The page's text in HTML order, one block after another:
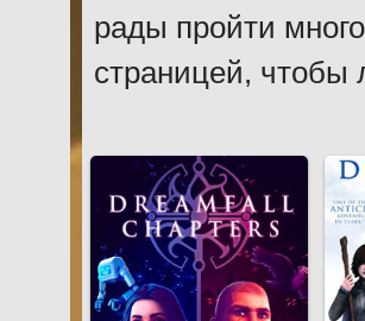
рады пройти
страницей, чтобы